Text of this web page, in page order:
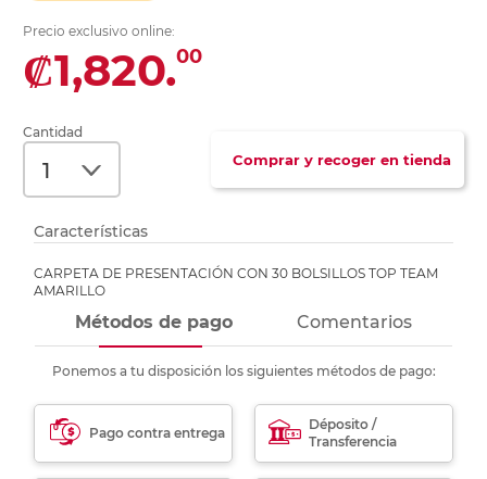
Precio exclusivo online:
₡1,820.00
Cantidad
Comprar y recoger en tienda
Características
CARPETA DE PRESENTACIÓN CON 30 BOLSILLOS TOP TEAM
AMARILLO
Métodos de pago Comentarios
Ponemos a tu disposición los siguientes métodos de pago:
Pago contra entrega
Déposito /
Transferencia